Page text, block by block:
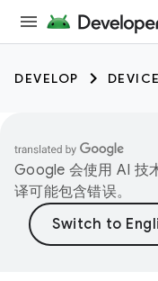
DEVELOP
Google 会使用 AI 技
译可能包含错误。